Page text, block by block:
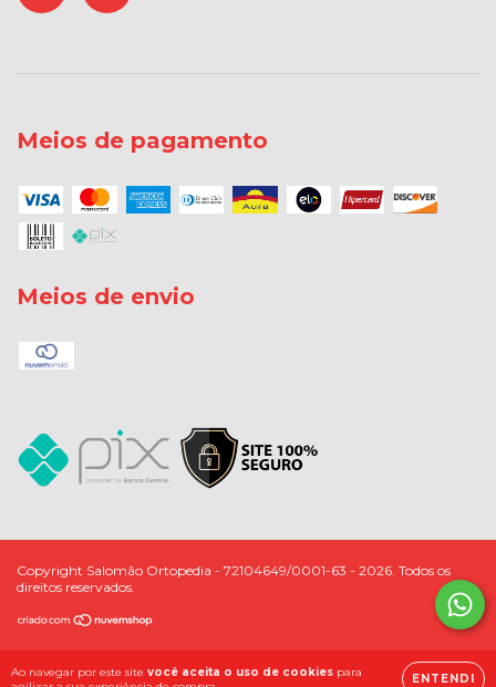
Ao navegar por este site você aceita o uso de cookies para
ENTENDI
Meios de pagamento
Meios de envio
Copyright Salomão Ortopedia - 72104649/0001-63 - 2026. Todos os
direitos reservados.